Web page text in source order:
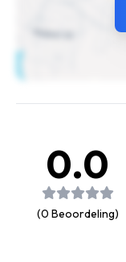
0.0
(0 Beoordeling)